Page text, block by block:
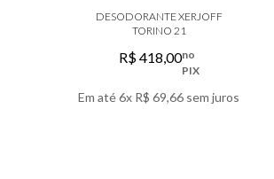
DESODORANTE XERJOFF
TORINO 21
R$418,00no
PIX
Em até6x R$ 69,66 sem juros